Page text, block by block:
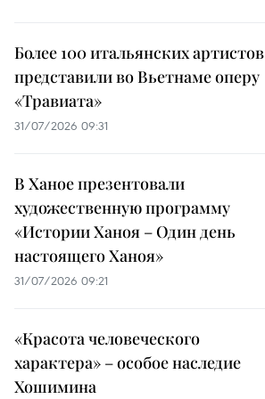
Более 100 итальянских артистов
представили во Вьетнаме оперу
«Травиата»
31/07/2026 09:31
В Ханое презентовали
художественную программу
«Истории Ханоя – Один день
настоящего Ханоя»
31/07/2026 09:21
«Красота человеческого
характера» – особое наследие
Хошимина